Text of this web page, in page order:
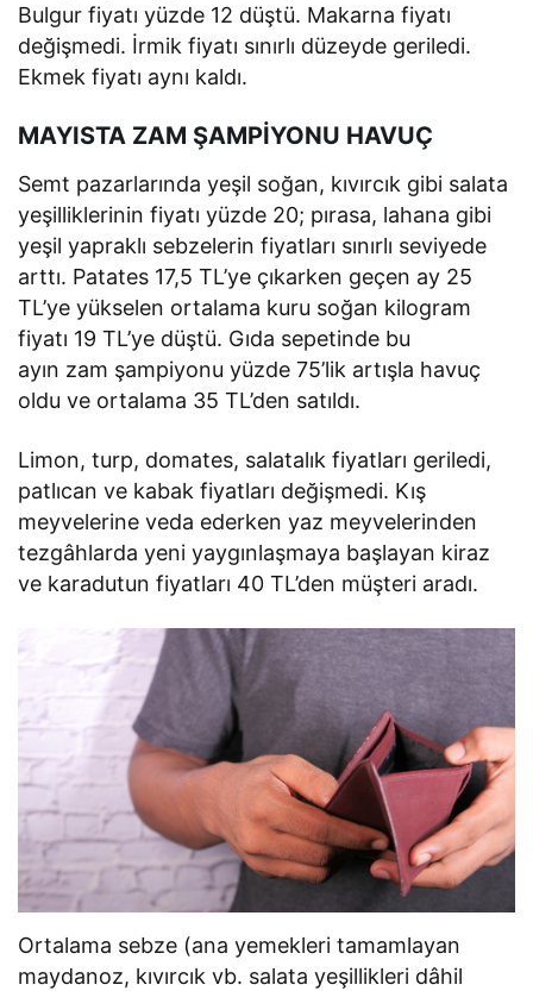
Bulgur fiyatı yüzde 12 düştü. Makarna fiyatı
değişmedi. İrmik fiyatı sınırlı düzeyde geriledi.
Ekmek fiyatı aynı kaldı.
MAYISTA ZAM ŞAMPİYONU HAVUÇ
Semt pazarlarında yeşil soğan, kıvırcık gibi salata
yeşilliklerinin fiyatı yüzde 20; pırasa, lahana gibi
yeşil yapraklı sebzelerin fiyatları sınırlı seviyede
arttı. Patates 17,5 TL’ye çıkarken geçen ay 25
TL’ye yükselen ortalama kuru soğan kilogram
fiyatı 19 TL’ye düştü. Gıda sepetinde bu
ayın zam şampiyonu yüzde 75’lik artışla havuç
oldu ve ortalama 35 TL’den satıldı.
Limon, turp, domates, salatalık fiyatları geriledi,
patlıcan ve kabak fiyatları değişmedi. Kış
meyvelerine veda ederken yaz meyvelerinden
tezgâhlarda yeni yaygınlaşmaya başlayan kiraz
ve karadutun fiyatları 40 TL’den müşteri aradı.
Ortalama sebze (ana yemekleri tamamlayan
maydanoz, kıvırcık vb. salata yeşillikleri dâhil